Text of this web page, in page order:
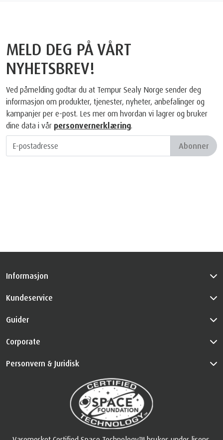
MELD DEG PÅ VÅRT
NYHETSBREV!
Ved påmelding godtar du at Tempur Sealy Norge sender deg
informasjon om produkter, tjenester, nyheter, anbefalinger og
kampanjer per e-post. Les mer om hvordan vi lagrer og bruker
dine data i vår personvernerklæring.
Abonner
Informasjon
Kundeservice
Guider
Corporate
Personvern & Juridisk